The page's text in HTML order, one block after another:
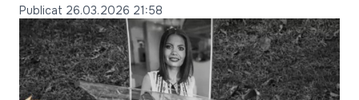
Publicat 26.03.2026 21:58